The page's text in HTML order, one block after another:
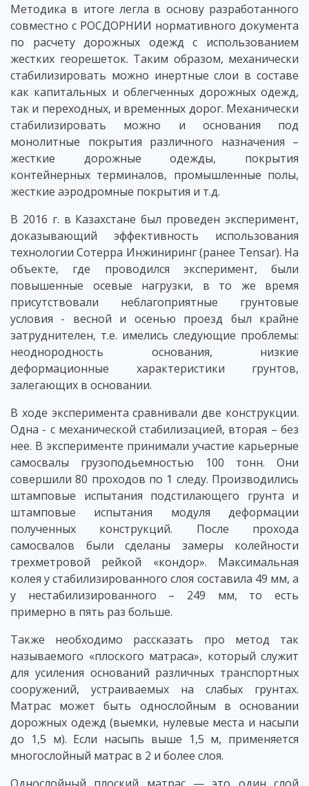
Методика в итоге легла в основу разработанного
совместно с РОСДОРНИИ нормативного документа
по расчету дорожных одежд с использованием
жестких георешеток. Таким образом, механически
стабилизировать можно инертные слои в составе
как капитальных и облегченных дорожных одежд,
так и переходных, и временных дорог. Механически
стабилизировать можно и основания под
монолитные покрытия различного назначения –
жесткие дорожные одежды, покрытия
контейнерных терминалов, промышленные полы,
жесткие аэродромные покрытия и т.д.
В 2016 г. в Казахстане был проведен эксперимент,
доказывающий эффективность использования
технологии Сотерра Инжиниринг (ранее Tensar). На
объекте, где проводился эксперимент, были
повышенные осевые нагрузки, в то же время
присутствовали неблагоприятные грунтовые
условия - весной и осенью проезд был крайне
затруднителен, т.е. имелись следующие проблемы:
неоднородность основания, низкие
деформационные характеристики грунтов,
залегающих в основании.
В ходе эксперимента сравнивали две конструкции.
Одна - с механической стабилизацией, вторая – без
нее. В эксперименте принимали участие карьерные
самосвалы грузоподьемностью 100 тонн. Они
совершили 80 проходов по 1 следу. Производились
штамповые испытания подстилающего грунта и
штамповые испытания модуля деформации
полученных конструкций. После прохода
самосвалов были сделаны замеры колейности
трехметровой рейкой «кондор». Максимальная
колея у стабилизированного слоя составила 49 мм, а
у нестабилизированного – 249 мм, то есть
примерно в пять раз больше.
Также необходимо рассказать про метод так
называемого «плоского матраса», который служит
для усиления оснований различных транспортных
сооружений, устраиваемых на слабых грунтах.
Матрас может быть однослойным в основании
дорожных одежд (выемки, нулевые места и насыпи
до 1,5 м). Если насыпь выше 1,5 м, применяется
многослойный матрас в 2 и более слоя.